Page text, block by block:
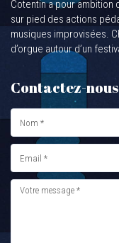
Cotentin a pour
sur pied des actions
musiques improvisées.
d’orgue autour d’un
Contactez-nous